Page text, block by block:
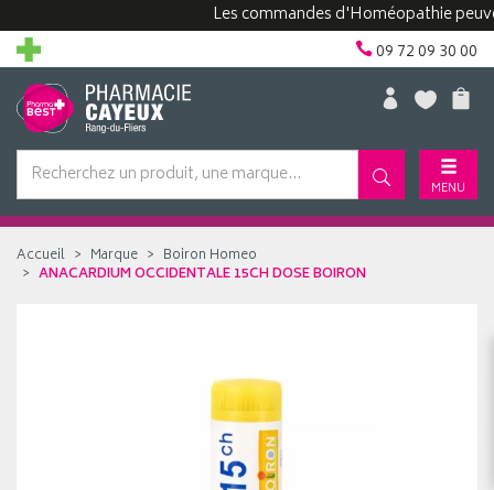
Les commandes d'Homéopathie peuvent
09 72 09 30 00
MENU
Accueil Marque
Boiron Homeo
ANACARDIUM OCCIDENTALE 15CH DOSE BOIRON